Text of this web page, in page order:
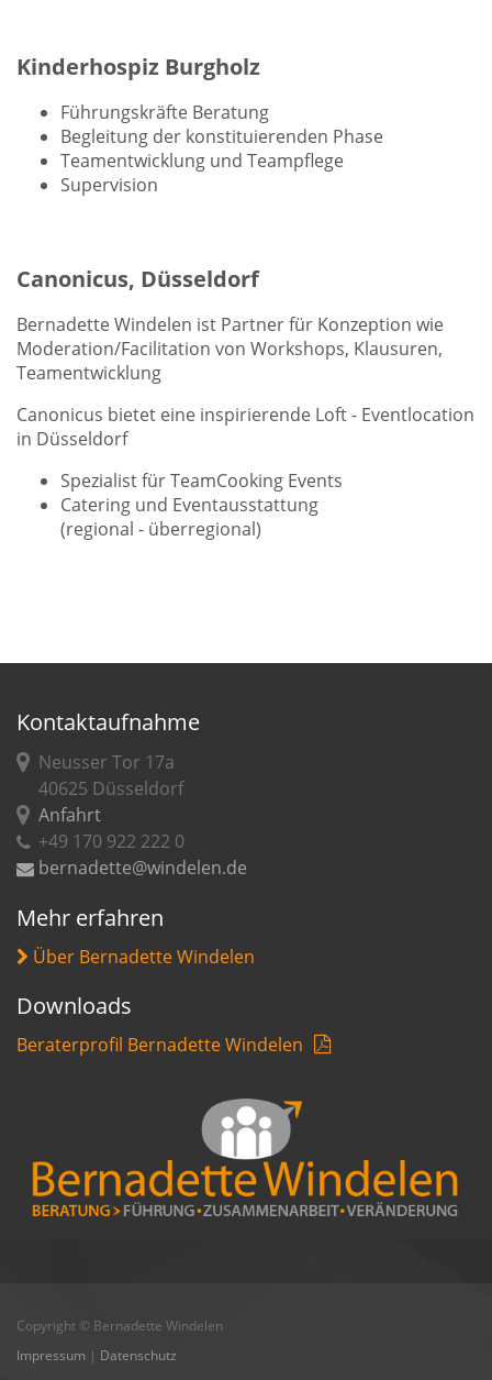
Kinderhospiz Burgholz
Führungskräfte Beratung
Begleitung der konstituierenden Phase
Teamentwicklung und Teampflege
Supervision
Canonicus, Düsseldorf
Bernadette Windelen ist Partner für Konzeption wie
Moderation/Facilitation von Workshops, Klausuren,
Teamentwicklung
Canonicus bietet eine inspirierende Loft - Eventlocation
in Düsseldorf
Spezialist für TeamCooking Events
Catering und Eventausstattung
(regional - überregional)
Kontaktaufnahme
Neusser Tor 17a
40625 Düsseldorf
Anfahrt
+49 170 922 222 0
bernadette@windelen.de
Mehr erfahren
Über Bernadette Windelen
Downloads
Beraterprofil Bernadette Windelen
Copyright © Bernadette Windelen
Impressum | Datenschutz